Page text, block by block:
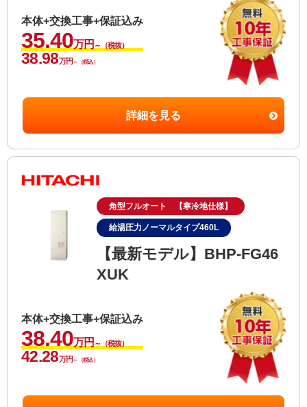
本体+交換工事+保証込み
35.40万円 ～（税抜）
38.98万円 ～（税込）
詳細を見る
角型フルオート 【寒冷地仕様】
給湯圧力ノーマルタイプ460L
【最新モデル】BHP-FG46
XUK
本体+交換工事+保証込み
38.40万円 ～（税抜）
42.28万円 ～（税込）